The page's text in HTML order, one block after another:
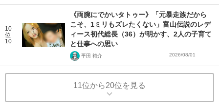
10
位
10
《両腕にでかいタトゥー》「元暴走族だから
こそ、1ミリもズレたくない」富山伝説のレデ
ィース初代総長（36）が明かす、2人の子育て
と仕事への思い
平田 裕介 2026/08/01
11位から20位を見る